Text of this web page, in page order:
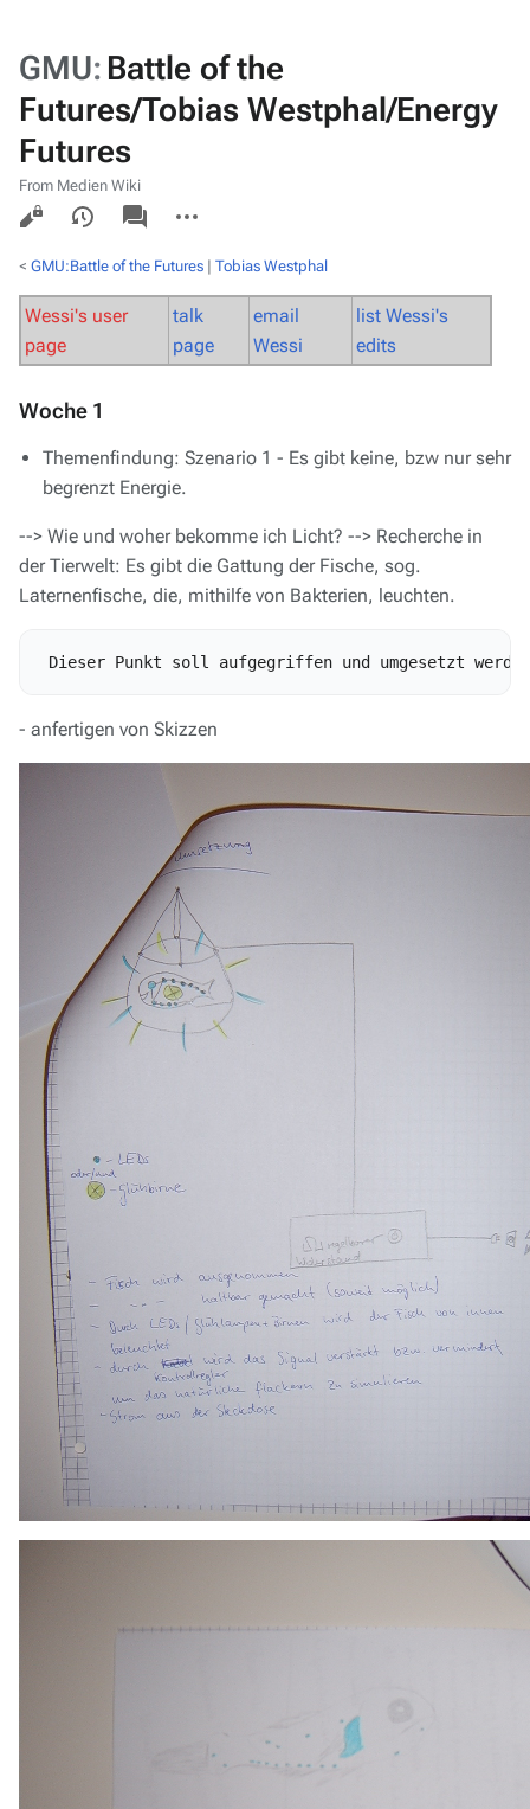
GMU: Battle of the
Futures/Tobias Westphal/Energy
Futures
From Medien Wiki
Views
associated-
pages
actions
< GMU:Battle of the Futures ‎ | Tobias Westphal
Wessi's user
page
talk
page
email
Wessi
list Wessi's
edits
Woche 1
Themenfindung: Szenario 1 - Es gibt keine, bzw nur sehr
begrenzt Energie.
--> Wie und woher bekomme ich Licht? --> Recherche in
der Tierwelt: Es gibt die Gattung der Fische, sog.
Laternenfische, die, mithilfe von Bakterien, leuchten.
- anfertigen von Skizzen